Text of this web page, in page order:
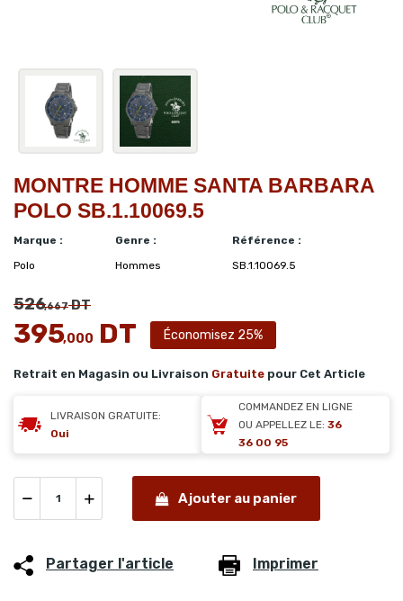
MONTRE HOMME SANTA BARBARA
POLO SB.1.10069.5
Marque :
Polo
Genre :
Hommes
Référence :
SB.1.10069.5
526,667DT
395,000 DT Économisez 25%
Retrait en Magasin ou Livraison Gratuite pour Cet Article
LIVRAISON GRATUITE:
Oui
COMMANDEZ EN LIGNE
OU APPELLEZ LE: 36
36 00 95
Ajouter au panier
Partager l'article Imprimer